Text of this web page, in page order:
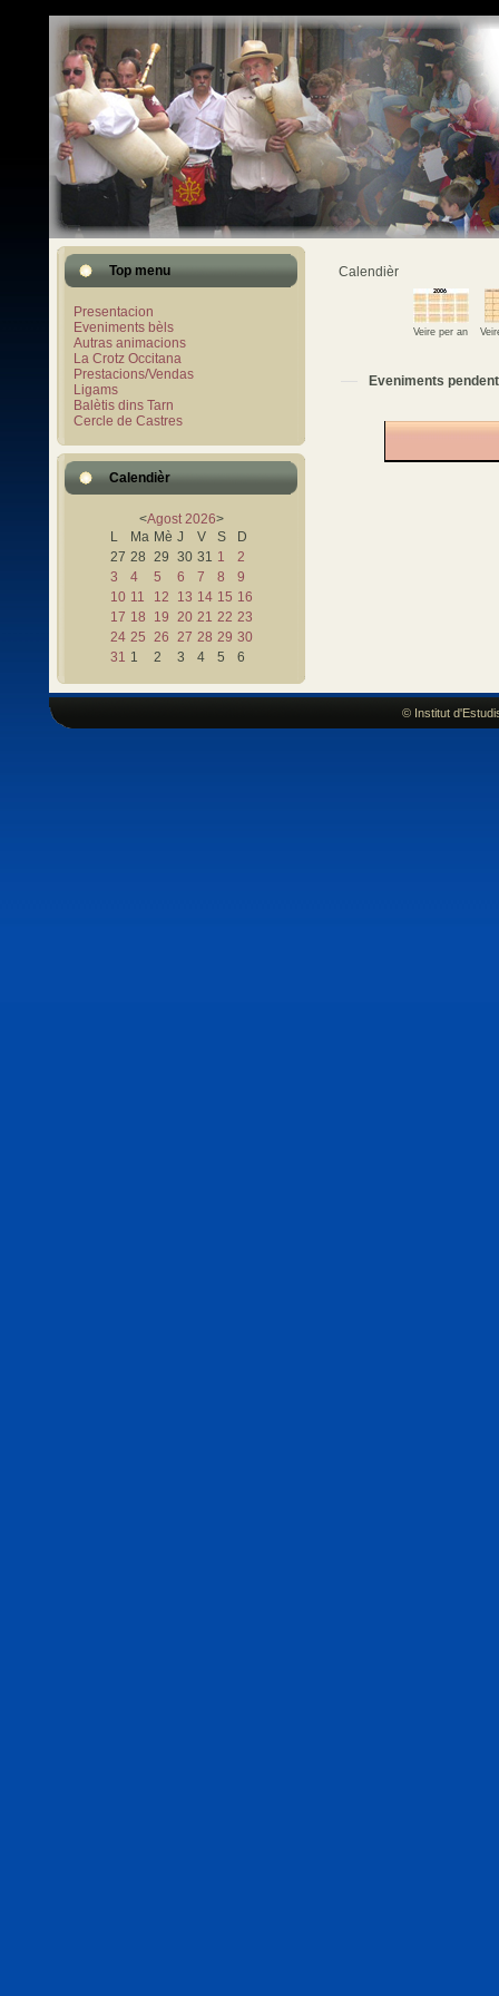
Top menu
Presentacion
Eveniments bèls
Autras animacions
La Crotz Occitana
Prestacions/Vendas
Ligams
Balètis dins Tarn
Cercle de Castres
Calendièr
<Agost 2026>
L
Ma Mè J V S
D
27 28 29 30 31 1
2
3
4 5 6 7 8
9
10 11 12 13 14 15 16
17 18 19 20 21 22 23
24 25 26 27 28 29 30
31 1 2 3 4 5 6
Calendièr
Veire per an
Eveniments pendent
© Institut